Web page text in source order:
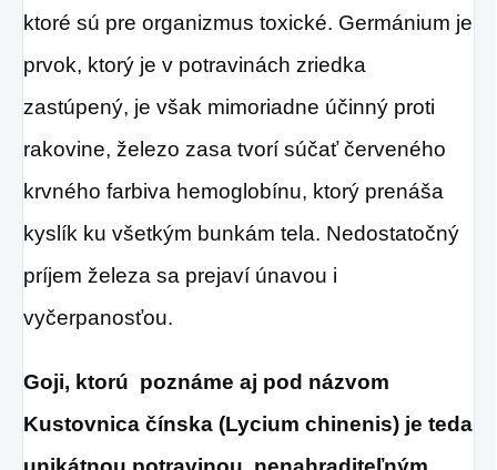
ktoré sú pre organizmus toxické. Germánium je
prvok, ktorý je v potravinách zriedka
zastúpený, je však mimoriadne účinný proti
rakovine, železo zasa tvorí súčať červeného
krvného farbiva hemoglobínu, ktorý prenáša
kyslík ku všetkým bunkám tela. Nedostatočný
príjem železa sa prejaví únavou i
vyčerpanosťou.
Goji, ktorú poznáme aj pod názvom
Kustovnica čínska (Lycium chinenis) je teda